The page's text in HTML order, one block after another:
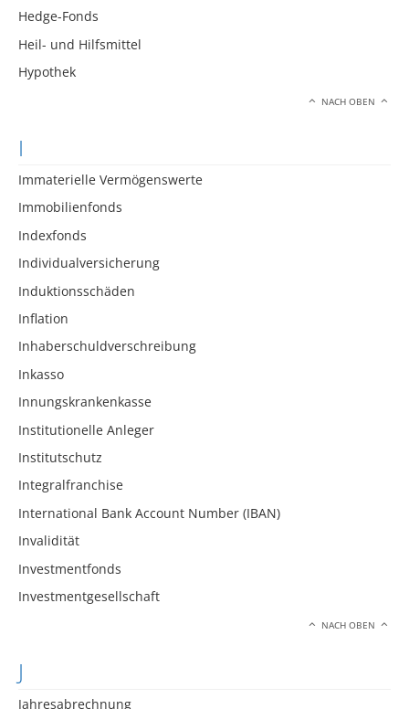
Hedge-Fonds
Heil- und Hilfsmittel
Hypothek
NACH OBEN
I
Immaterielle Vermögenswerte
Immobilienfonds
Indexfonds
Individualversicherung
Induktionsschäden
Inflation
Inhaberschuldverschreibung
Inkasso
Innungskrankenkasse
Institutionelle Anleger
Institutschutz
Integralfranchise
International Bank Account Number (IBAN)
Invalidität
Investmentfonds
Investmentgesellschaft
NACH OBEN
J
Jahresabrechnung